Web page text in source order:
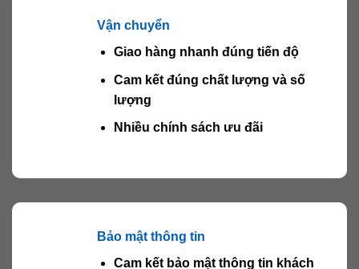
Vận chuyển
Giao hàng nhanh đúng tiến độ
Cam kết đúng chất lượng và số
lượng
Nhiều chính sách ưu đãi
Bảo mật thông tin
Cam kết bảo mật thông tin khách